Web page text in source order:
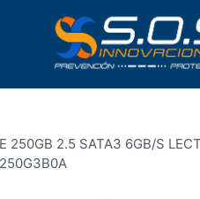
250GB 2.5 SATA3 6GB/S